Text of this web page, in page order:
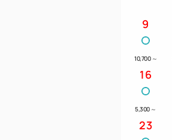
9
10,700 ～
16
5,300 ～
23